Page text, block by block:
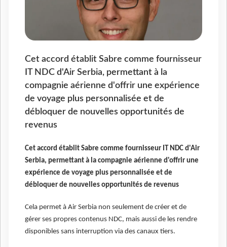
Cet accord établit Sabre comme fournisseur
IT NDC d'Air Serbia, permettant à la
compagnie aérienne d'offrir une expérience
de voyage plus personnalisée et de
débloquer de nouvelles opportunités de
revenus
Cet accord établit Sabre comme fournisseur IT NDC d'Air
Serbia, permettant à la compagnie aérienne d'offrir une
expérience de voyage plus personnalisée et de
débloquer de nouvelles opportunités de revenus
Cela permet à Air Serbia non seulement de créer et de
gérer ses propres contenus NDC, mais aussi de les rendre
disponibles sans interruption via des canaux tiers.